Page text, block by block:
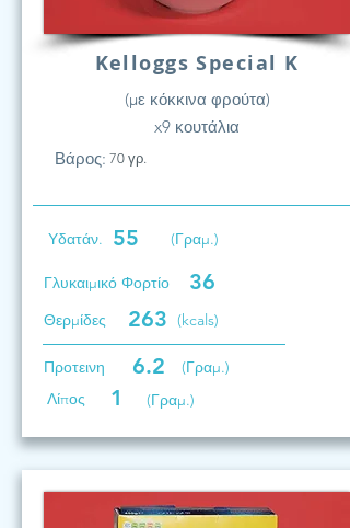
Kelloggs Special K
(με κόκκινα φρούτα)
x9 κουτάλια
Βάρος: 70 γρ.
Υδατάν. 55 (Γραμ.)
Γλυκαιμικό Φορτίο 36
Θερμίδες 263 (kcals)
Προτεινη 6.2
(Γραμ.)
Λίπος
1 (Γραμ.)